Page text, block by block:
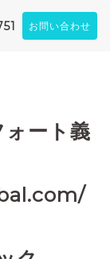
お問い合わせ
ート義
ら